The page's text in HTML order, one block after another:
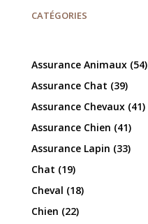
CATÉGORIES
Assurance Animaux(54)
Assurance Chat (39)
Assurance Chevaux(41)
Assurance Chien (41)
Assurance Lapin (33)
Chat (19)
Cheval (18)
Chien (22)